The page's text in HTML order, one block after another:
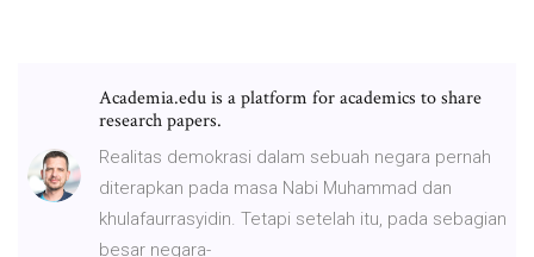
Academia.edu is a platform for academics to share
research papers.
Realitas demokrasi dalam sebuah negara pernah
diterapkan pada masa Nabi Muhammad dan
khulafaurrasyidin. Tetapi setelah itu, pada sebagian
besar negara-